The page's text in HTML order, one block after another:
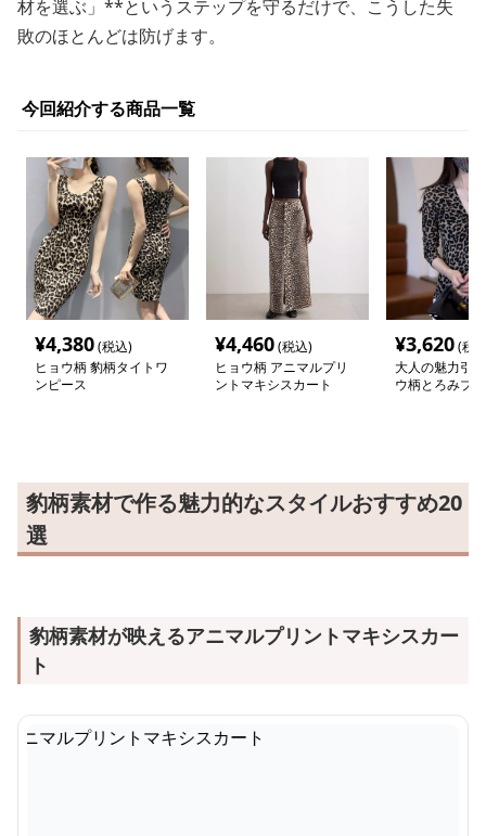
材を選ぶ」**というステップを守るだけで、こうした失
敗のほとんどは防げます。
今回紹介する商品一覧
¥4,380(税込)
ヒョウ柄 豹柄タイトワ
ンピース
¥4,460(税込)
ヒョウ柄 アニマルプリ
ントマキシスカート
¥3,620(税
大人の魅力引
ウ柄とろみブ
豹柄素材で作る魅力的なスタイルおすすめ20
選
豹柄素材が映えるアニマルプリントマキシスカー
ト